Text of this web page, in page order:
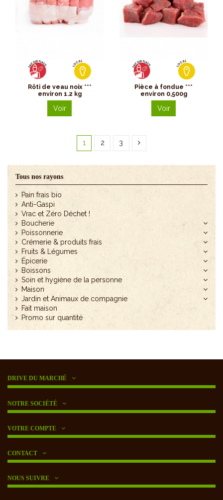
Rôti de veau noix ***
environ 1.2 kg
Voir
Pièce à fondue ***
environ 0,500g
Voir
1 2 3
Tous nos rayons
Pain frais bio
Anti-Gaspi
Vrac et Zéro Déchet !
Boucherie
Poissonnerie
Crémerie & produits frais
Fruits & Légumes
Épicerie
Boissons
Soin et hygiène de la personne
Maison
Jardin et Animaux de compagnie
Fait maison
Promo sur quantité
DRIVE DU MARCHÉ
NOTRE SOCIÉTÉ
VOTRE COMPTE
CONTACT
NOUS SUIVRE